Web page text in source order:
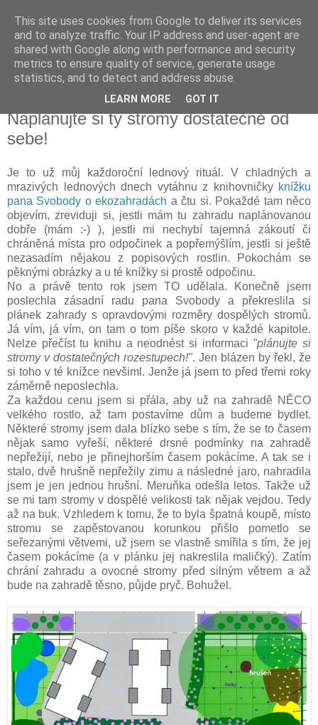
Vysněná zahrada
Blog o plánování a realizování vysněné zahrady.
sobota 28. března 2015
Naplánujte si ty stromy dostatečně od
sebe!
Je to už můj každoroční lednový rituál. V chladných a
mrazivých lednových dnech vytáhnu z knihovničky knížku
pana Svobody o ekozahradách a čtu si. Pokaždé tam něco
objevím, zreviduji si, jestli mám tu zahradu naplánovanou
dobře (mám :-) ), jestli mi nechybí tajemná zákoutí či
chráněná místa pro odpočinek a popřemýšlím, jestli si ještě
nezasadím nějakou z popisových rostlin. Pokochám se
pěknými obrázky a u té knížky si prostě odpočinu.
No a právě tento rok jsem TO udělala. Konečně jsem
poslechla zásadní radu pana Svobody a překreslila si
plánek zahrady s opravdovými rozměry dospělých stromů.
Já vím, já vím, on tam o tom píše skoro v každé kapitole.
Nelze přečíst tu knihu a neodnést si informaci "plánujte si
stromy v dostatečných rozestupech!". Jen blázen by řekl, že
si toho v té knížce nevšiml. Jenže já jsem to před třemi roky
záměrně neposlechla.
Za každou cenu jsem si přála, aby už na zahradě NĚCO
velkého rostlo, až tam postavíme dům a budeme bydlet.
Některé stromy jsem dala blízko sebe s tím, že se to časem
nějak samo vyřeší, některé drsné podmínky na zahradě
nepřežijí, nebo je přinejhorším časem pokácíme. A tak se i
stalo, dvě hrušně nepřežily zimu a následné jaro, nahradila
jsem je jen jednou hrušní. Meruňka odešla letos. Takže už
se mi tam stromy v dospělé velikosti tak nějak vejdou. Tedy
až na buk. Vzhledem k tomu, že to byla špatná koupě, místo
stromu se zapěstovanou korunkou přišlo pometlo se
seřezanými větvemi, už jsem se vlastně smířila s tím, že jej
časem pokácíme (a v plánku jej nakreslila maličký). Zatím
chrání zahradu a ovocné stromy před silným větrem a až
bude na zahradě těsno, půjde pryč. Bohužel.
This site uses cookies from Google to deliver its services
and to analyze traffic. Your IP address and user-agent are
shared with Google along with performance and security
metrics to ensure quality of service, generate usage
statistics, and to detect and address abuse.
LEARN MORE GOT IT